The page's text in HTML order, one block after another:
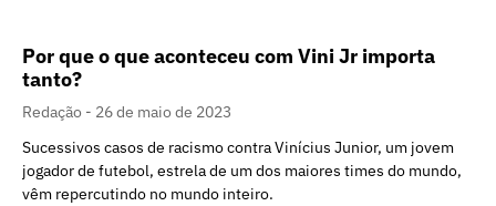
Por que o que aconteceu com Vini Jr importa
tanto?
Redação
26 de maio de 2023
Sucessivos casos de racismo contra Vinícius Junior, um jovem
jogador de futebol, estrela de um dos maiores times do mundo,
vêm repercutindo no mundo inteiro.